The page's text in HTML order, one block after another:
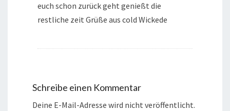
euch schon zurück geht genießt die
restliche zeit Grüße aus cold Wickede
Schreibe einen Kommentar
Deine E-Mail-Adresse wird nicht veröffentlicht.